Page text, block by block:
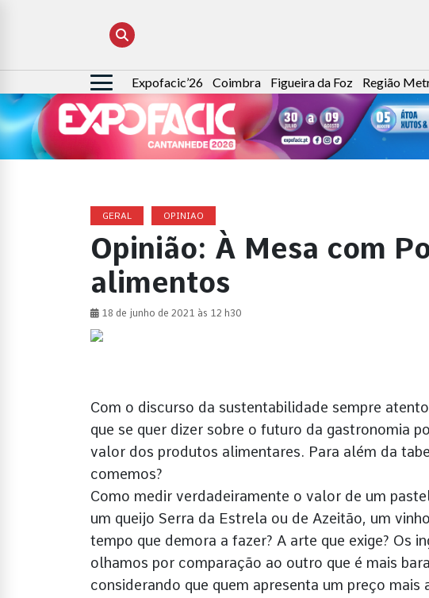
Pesquisar
por:
Expofacic’26 Coimbra Figueira da Foz Região
GERAL OPINIAO
Opinião: À Mesa com
alimentos
18 de junho de 2021 às 12 h30
Com o discurso da sustentabilidade sempre
que se quer dizer sobre o futuro da gastronomia
valor dos produtos alimentares. Para além da
comemos?
Como medir verdadeiramente o valor de um
um queijo Serra da Estrela ou de Azeitão, um
tempo que demora a fazer? A arte que exige? Os
olhamos por comparação ao outro que é mais
considerando que quem apresenta um preço